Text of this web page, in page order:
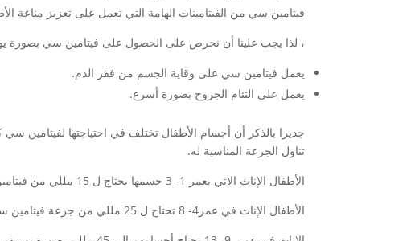
فيتامين سي من الفيتامينات الهامة التي تعمل على تعزيز مناعة
، لذا يجب علينا أن نحرص على الحصول على فيتامين سي بصورة
يعمل فيتامين سي على وقاية الجسم من فقر الدم.
يعمل على التئام الجروح بصورة أسرع.
جديرا بالذكر أن أجسام الأطفال تختلف في احتياجتها
تناول الجرعة المناسبة له.
الأطفال الإناث الاتي بعمر 1- 3 جسمها يحتاج ل 15 مللي من فيتامين سي بشكل يومي، والأطفال الذكور بهذا العمر أيضا يكونوا بحاجة الى 15 مللي بصورة يومية.
الأطفال الإناث في عمر4- 8 تحتاج ل 25 مللي من جرعة فيتامين سي، والأطفال الذكور بنفس هذا العمر يحتاجون الى نحو 25 مللي من الفيتامين بصورة يومية.